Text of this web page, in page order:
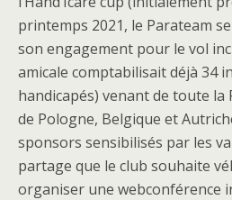
printemps 2021, le Parateam
son engagement pour le vol
amicale comptabilisait déjà 34
handicapés) venant de toute la
de Pologne, Belgique et
sponsors sensibilisés par les
partage que le club souhaite
organiser une webconférence